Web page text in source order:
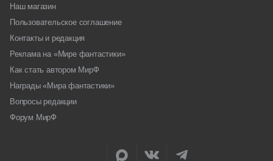
Наш магазин
Пользовательское соглашение
Контакты и редакция
Реклама на «Мире фантастики»
Как стать автором МирФ
Награды «Мира фантастики»
Вопросы редакции
Форум МирФ